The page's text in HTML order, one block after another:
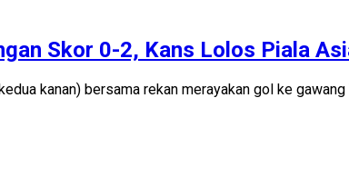
Skor 0-2, Kans Lolos Piala
kanan) bersama rekan merayakan gol ke